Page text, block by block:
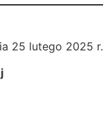
25 lutego 2025 r.